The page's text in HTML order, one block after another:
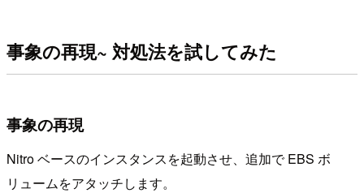
事象の再現~ 対処法を試してみた
事象の再現
Nitro ベースのインスタンスを起動させ、追加で EBS ボ
リュームをアタッチします。